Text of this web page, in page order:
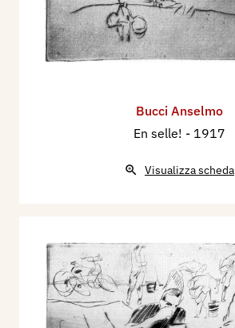
Bucci Anselmo
En selle! - 1917
Visualizza scheda